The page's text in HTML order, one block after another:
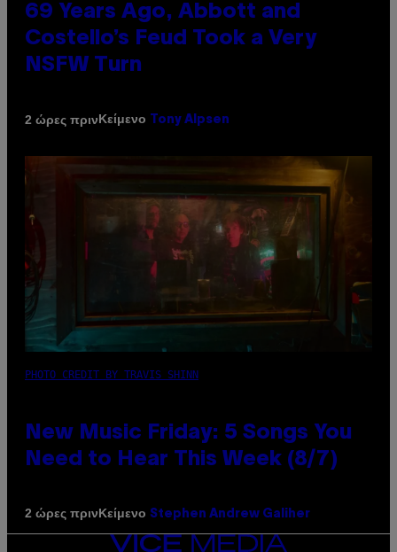
69 Years Ago, Abbott and
Costello’s Feud Took a Very
NSFW Turn
2 ώρες πρινΚείμενο Tony Alpsen
PHOTO CREDIT BY TRAVIS SHINN
New Music Friday: 5 Songs You
Need to Hear This Week (8/7)
2 ώρες πρινΚείμενο Stephen Andrew Galiher
VICE